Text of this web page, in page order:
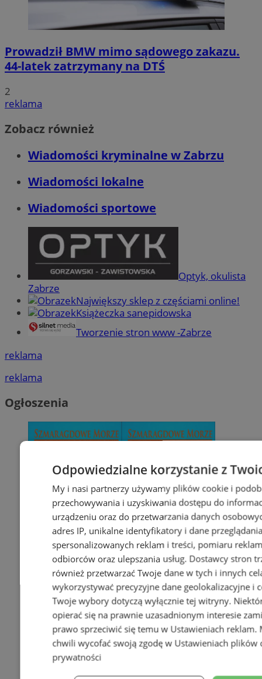
Prowadził BMW mimo sądowego zakazu.
44-latek zatrzymany na DTŚ
2
reklama
Zobacz również
Wiadomości kryminalne w Zabrzu
Wiadomości lokalne
Wiadomości sportowe
Optyk, okulista
Zabrze
Największy sklep z częściami online!
Książeczka sanepidowska
Tworzenie stron www -Zabrze
reklama
reklama
Ogłoszenia
Odpowiedzialne korzystanie z
My i nasi partnerzy używamy plików cookie i
przechowywania i uzyskiwania dostępu do
urządzeniu oraz do przetwarzania danych
adres IP, unikalne identyfikatory i dane
spersonalizowanych reklam i treści, pomiaru
odbiorców oraz ulepszania usług. Dostawcy stron
również przetwarzać Twoje dane w tych i innych
wykorzystywać precyzyjne dane geolokalizacyjne i
Twoje wybory dotyczą wyłącznie tej witryny.
opierać się na prawnie uzasadnionym interesie
prawo sprzeciwić się temu w Ustawieniach reklam.
chwili wycofać swoją zgodę w Ustawieniach plików
prywatności